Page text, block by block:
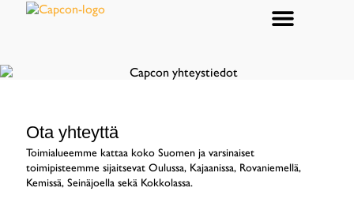
Ota yhteyttä
Toimialueemme kattaa koko Suomen ja varsinaiset
toimipisteemme sijaitsevat Oulussa, Kajaanissa, Rovaniemellä,
Kemissä, Seinäjoella sekä Kokkolassa.